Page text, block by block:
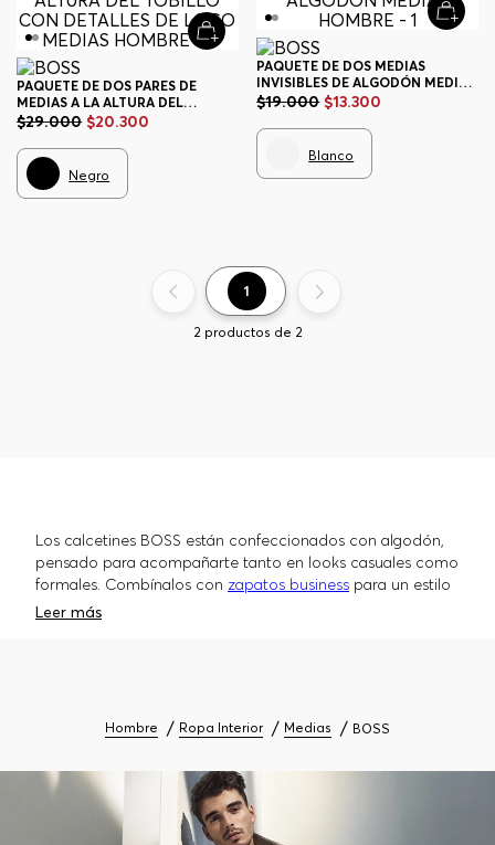
PAQUETE DE DOS PARES DE
MEDIAS A LA ALTURA DEL
TOBILLO CON DETALLES DE
$29.000 $20.300
Negro
PAQUETE DE DOS MEDIAS
INVISIBLES DE ALGODÓN MEDIAS
HOMBRE
$19.000 $13.300
Blanco
1
2 productos de 2
Los calcetines BOSS están confeccionados con algodón,
pensado para acompañarte tanto en looks casuales como
formales. Combínalos con zapatos business para un estilo
elegante o úsalos con
Leer más
Hombre Ropa Interior Medias BOSS